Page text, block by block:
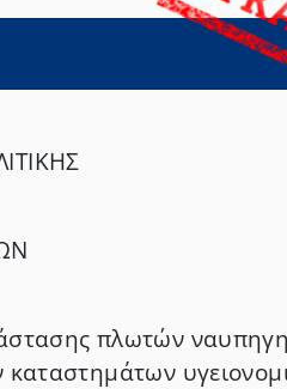
πλωτών